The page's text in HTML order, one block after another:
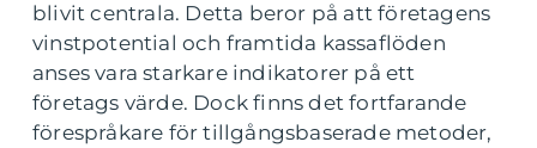
blivit centrala. Detta beror på att företagens
vinstpotential och framtida kassaflöden
anses vara starkare indikatorer på ett
företags värde. Dock finns det fortfarande
förespråkare för tillgångsbaserade metoder,